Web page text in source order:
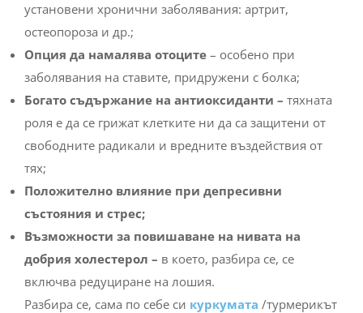
установени хронични заболявания: артрит,
остеопороза и др.;
Опция да намалява отоците– особено при
заболявания на ставите, придружени с болка;
Богато съдържание на антиоксиданти – тяхната
роля е да се грижат клетките ни да са защитени от
свободните радикали и вредните въздействия от
тях;
Положително влияние при депресивни
състояния и стрес;
Възможности за повишаване на нивата на
добрия холестерол – в което, разбира се, се
включва редуциране на лошия.
Разбира се, сама по себе си куркумата /турмерикът